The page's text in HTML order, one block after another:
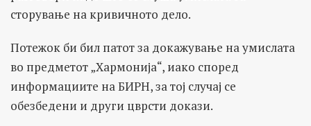
сторување на кривичното дело.
Потежок би бил патот за докажување на умислата
во предметот „Хармонија“, иако според
информациите на БИРН, за тој случај се
обезбедени и други цврсти докази.